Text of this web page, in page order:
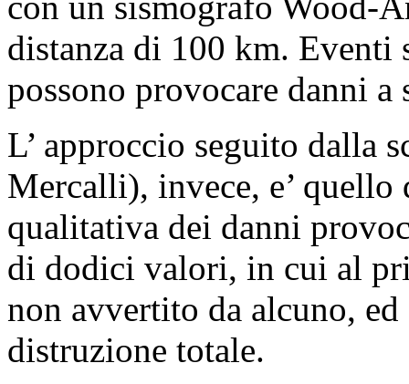
distanza di 100 km.
possono provocare danni a
L’ approccio seguito dalla
Mercalli), invece, e’ quello
qualitativa dei danni
di dodici valori, in cui al
non avvertito da alcuno,
distruzione totale.